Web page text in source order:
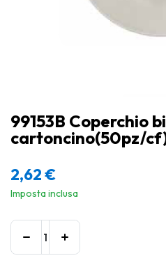
99153B Coperchio
cartoncino(50pz/
2,62€
Imposta inclusa